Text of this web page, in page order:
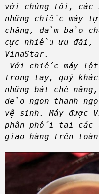
với chúng tôi, các
những chiếc máy
chăng, đảm bảo
cực nhiều ưu
VinaStar.
Với chiếc máy
trong tay, quý
những bát chè
dẻo ngon thanh
vệ sinh. Máy
phân phối tại các
giao hàng trên